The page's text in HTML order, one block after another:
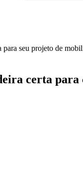
para seu projeto de
certa